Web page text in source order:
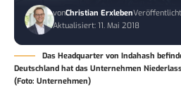
vonChristian Erxleben
Aktualisiert: 11. Mai 2018
Das Headquarter von Indahash
Deutschland hat das Unternehmen
(Foto: Unternehmen)